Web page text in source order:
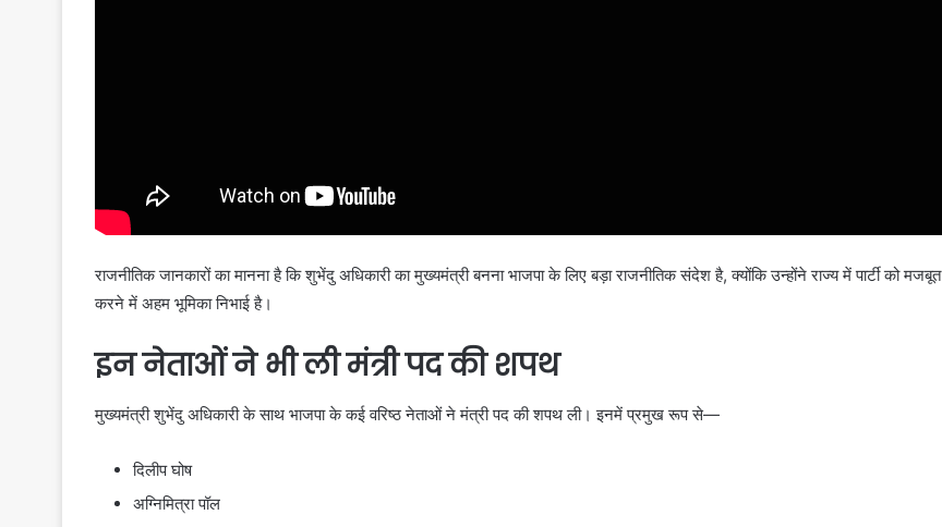
राजनीतिक जानकारों का मानना है कि शुभेंदु अधिकारी का मुख्यमंत्री बनना भाजपा के लिए बड़ा राजनीतिक संदेश है, क्योंकि उन्होंने राज्य में पार्टी को मजबूत
करने में अहम भूमिका निभाई है।
इन नेताओं ने भी ली मंत्री पद की शपथ
मुख्यमंत्री शुभेंदु अधिकारी के साथ भाजपा के कई वरिष्ठ नेताओं ने मंत्री पद की शपथ ली। इनमें प्रमुख रूप से—
दिलीप घोष
अग्निमित्रा पॉल